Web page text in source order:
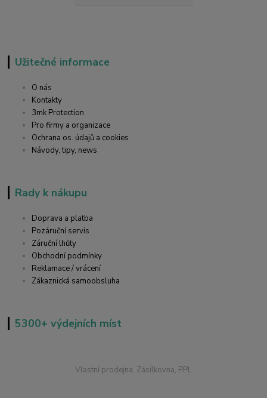
Užitečné informace
O nás
Kontakty
3mk Protection
Pro firmy a organizace
Ochrana os. údajů a cookies
Návody, tipy, news
Rady k nákupu
Doprava a platba
Pozáruční servis
Záruční lhůty
Obchodní podmínky
Reklamace / vrácení
Zákaznická samoobsluha
5300+ výdejních míst
Vlastní prodejna, Zásilkovna, PPL